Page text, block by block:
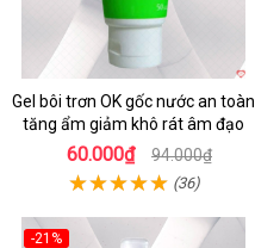
Gel bôi trơn OK gốc nước an toàn
tăng ẩm giảm khô rát âm đạo
60.000₫ 94.000₫
(36)
-21%